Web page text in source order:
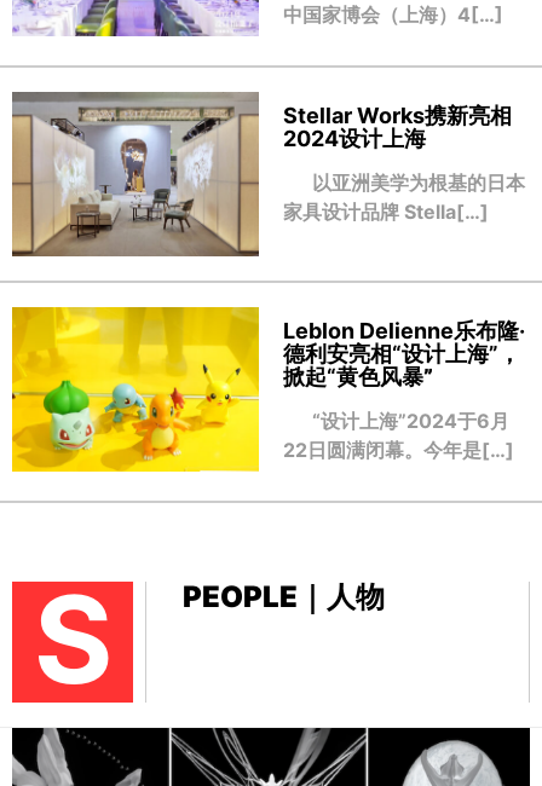
中国家博会（上海）4[…]
Stellar Works携新亮相
2024设计上海
以亚洲美学为根基的日本
家具设计品牌 Stella[…]
Leblon Delienne乐布隆·
德利安亮相“设计上海”，
掀起“黄色风暴”
“设计上海”2024于6月
22日圆满闭幕。今年是[…]
S PEOPLE｜人物